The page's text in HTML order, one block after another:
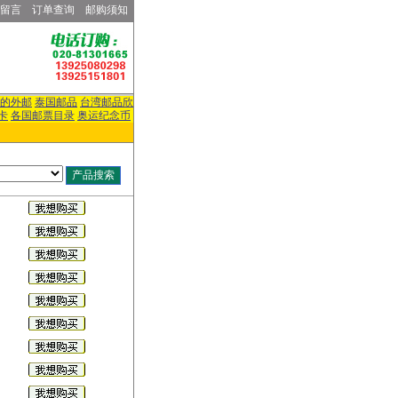
言 订单查询 邮购须知
外邮 泰国邮品 台湾邮品欣
各国邮票目录 奥运纪念币